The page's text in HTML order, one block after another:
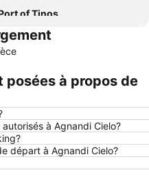
of Tinos
Vigla
Agios Prokopios
beach
Street
Festival
à Vent de Kato Mili
posées à propos de
à Agnandi Cielo?
départ à Agnandi Cielo?